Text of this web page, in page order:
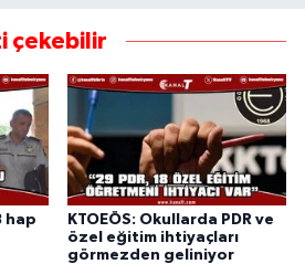
çekebilir
hap
KTOEÖS: Okullarda PDR ve
özel eğitim ihtiyaçları
görmezden geliniyor